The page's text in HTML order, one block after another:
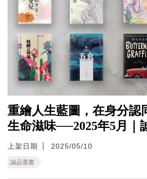
重繪人生藍圖，在身分認
生命滋味──2025年5月｜
上架日期 2025/05/10
誠品選書